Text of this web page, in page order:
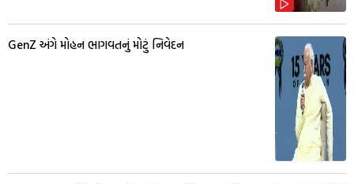
GenZ અંગે મોહન ભાગવતનું મોટું નિવેદન